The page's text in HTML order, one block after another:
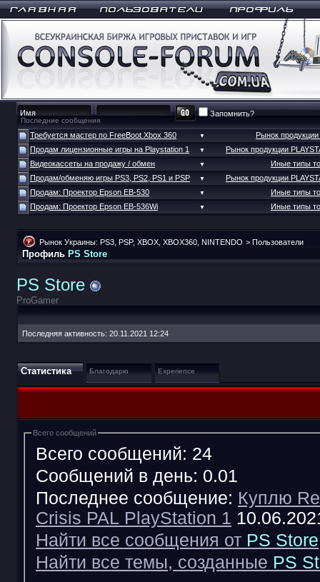
Запомнить?
Последние сообщения
Требуется мастер по FreeBoot Xbox 360 ▼
Рынок продукции
Продам лицензионные игры на Playstation 1
▼
Рынок продукции
Видеокассеты на продажу / обмен
▼
Иные типы
Продам/обменяю игры PS3, PS2, PS1 и PSP
▼
Рынок продукции
Продам: Проектор Epson EB-530
▼
Иные типы
Продам: Проектор Epson EB-536Wi
▼ Иные типы
Рынок Украины: PS3, PSP, XBOX, XBOX360, NINTENDO > Пользователи
Профиль PS Store
PS Store
ProGamer
Последняя активность: 20.11.2021 12:24
Статистика Благодарю Experience
Всего сообщений
Всего сообщений: 24
Сообщений в день: 0.01
Последнее сообщение: Куплю
Crisis PAL PlayStation 1
Найти все сообщения от PS Store
Найти все темы, созданные PS